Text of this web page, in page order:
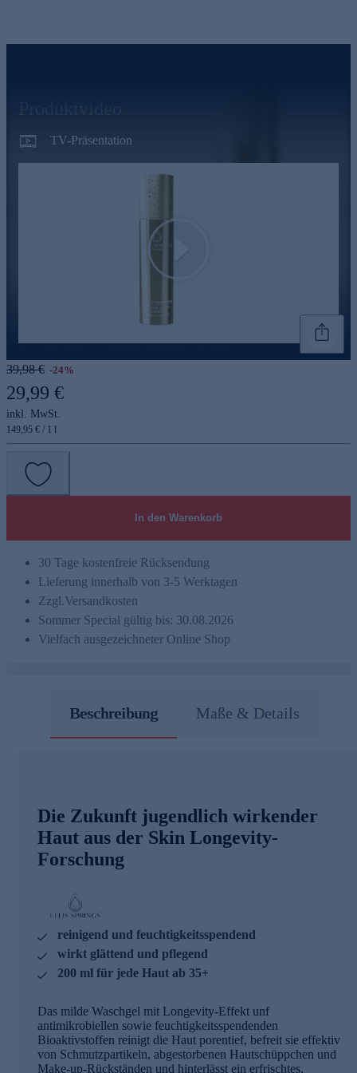
TV-Präsentation
39,98 € -24%
29,99 €
inkl. MwSt.
149,95 € / 1 l
In den Warenkorb
30 Tage kostenfreie Rücksendung
Lieferung innerhalb von 3-5 Werktagen
Zzgl.Versandkosten
Sommer Special gültig bis: 30.08.2026
Vielfach ausgezeichneter Online Shop
Beschreibung Maße & Details
Die Zukunft jugendlich wirkender
Haut aus der Skin Longevity-
Forschung
reinigend und feuchtigkeitsspendend
wirkt glättend und pflegend
200 ml für jede Haut ab 35+
Das milde Waschgel mit Longevity-Effekt unf
antimikrobiellen sowie feuchtigkeitsspendenden
Bioaktivstoffen reinigt die Haut porentief, befreit sie effektiv
von Schmutzpartikeln, abgestorbenen Hautschüppchen und
Make-up-Rückständen und hinterlässt ein erfrischtes,